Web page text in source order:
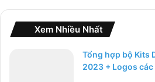
Xem Nhiều Nhất
Tổng hợp bộ Kits
2023 + Logos các